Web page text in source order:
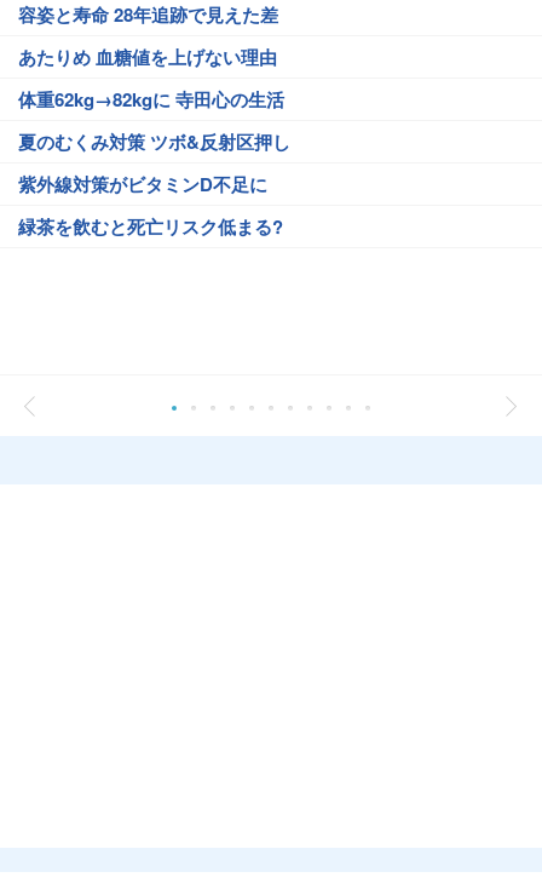
容姿と寿命 28年追跡で見えた差
あたりめ 血糖値を上げない理由
体重62kg→82kgに 寺田心の生活
夏のむくみ対策 ツボ&反射区押し
紫外線対策がビタミンD不足に
緑茶を飲むと死亡リスク低まる?